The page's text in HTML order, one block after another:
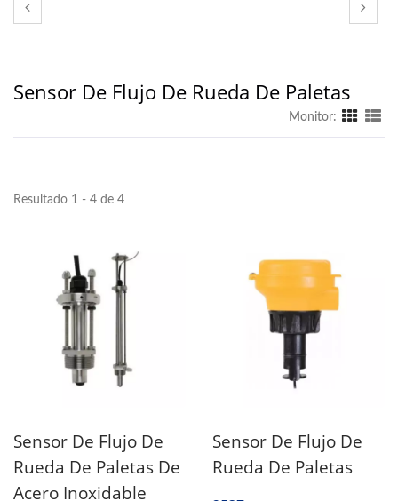
Sensor De Flujo De Rueda De Paletas
Monitor:
Resultado 1 - 4 de 4
Sensor De Flujo De
Rueda De Paletas De
Acero Inoxidable
Sensor De Flujo De
Rueda De Paletas